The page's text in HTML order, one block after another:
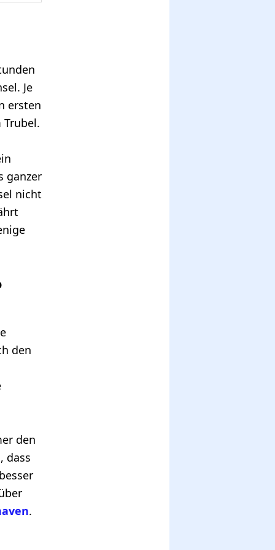
Je
ersten
ganzer
nicht
den
den
dass
.